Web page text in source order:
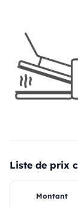
Liste de prix
Montant